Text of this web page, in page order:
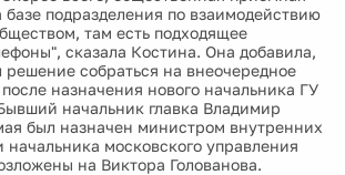
базе подразделения по взаимодействию
там есть подходящее
сказала Костина. Она добавила,
решение собраться на внеочередное
назначения нового начальника ГУ
начальник главка Владимир
был назначен министром внутренних
начальника московского управления
на Виктора Голованова.